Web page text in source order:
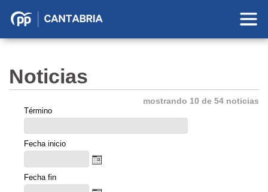
Partido
Cantabria
Noticias
mostrando 10 de 54 noticias
Término
Fecha inicio
Fecha fin